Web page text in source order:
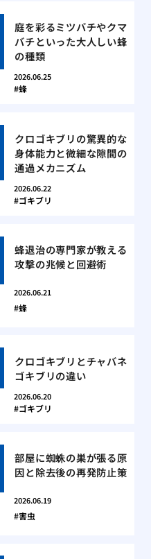
庭を彩るミツバチやクマ
バチといった大人しい蜂
の種類
2026.06.25
蜂
クロゴキブリの驚異的な
身体能力と微細な隙間の
通過メカニズム
2026.06.22
ゴキブリ
蜂退治の専門家が教える
攻撃の兆候と回避術
2026.06.21
蜂
クロゴキブリとチャバネ
ゴキブリの違い
2026.06.20
ゴキブリ
部屋に蜘蛛の巣が張る原
因と除去後の再発防止策
2026.06.19
害虫